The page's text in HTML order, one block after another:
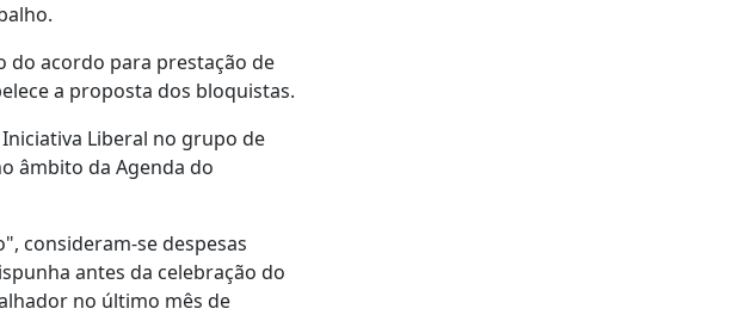
do acordo para prestação de
a proposta dos bloquistas.
Liberal no grupo de
âmbito da Agenda do
consideram-se despesas
antes da celebração do
no último mês de